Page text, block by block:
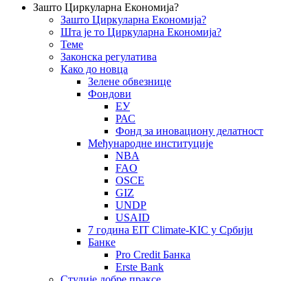
Зашто Циркуларна Економија?
Зашто Циркуларна Економија?
Шта је то Циркуларна Економија?
Теме
Законска регулатива
Како до новца
Зелене обвезнице
Фондови
ЕУ
РАС
Фонд за иновациону делатност
Међународне институције
NBA
FAO
OSCE
GIZ
UNDP
USAID
7 година EIT Climate-KIC у Србији
Банке
Pro Credit Банка
Erste Bank